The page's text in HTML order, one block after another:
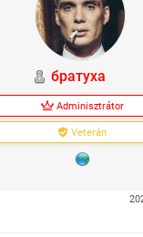
братуха
Adminisztrátor
Veterán